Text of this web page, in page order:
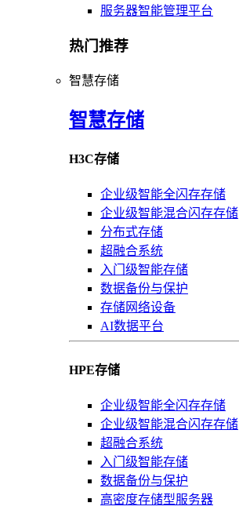
服务器智能管理平台
热门推荐
智慧存储
智慧存储
H3C存储
企业级智能全闪存存储
企业级智能混合闪存存储
分布式存储
超融合系统
入门级智能存储
数据备份与保护
存储网络设备
AI数据平台
HPE存储
企业级智能全闪存存储
企业级智能混合闪存存储
超融合系统
入门级智能存储
数据备份与保护
高密度存储型服务器